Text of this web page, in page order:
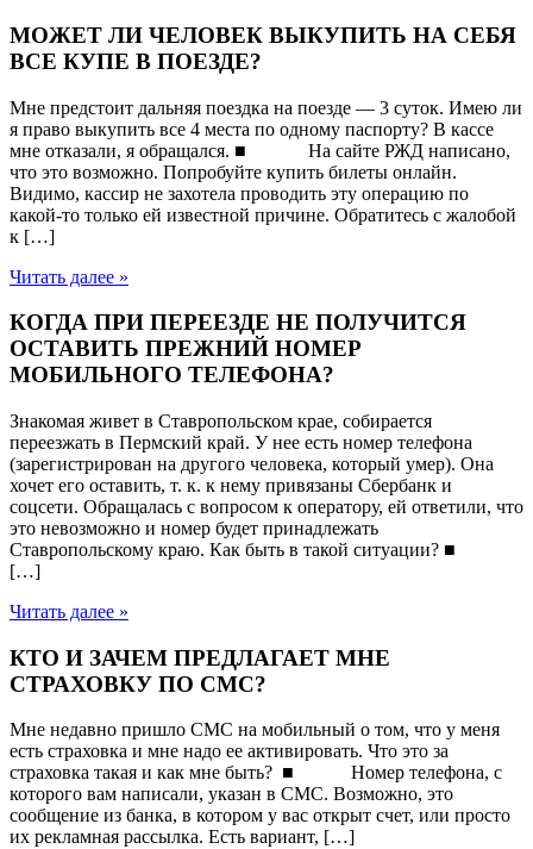
МОЖЕТ ЛИ ЧЕЛОВЕК ВЫКУПИТЬ НА СЕБЯ
ВСЕ КУПЕ В ПОЕЗДЕ?
Мне предстоит дальняя поездка на поезде — 3 суток. Имею ли
я право выкупить все 4 места по одному паспорту? В кассе
мне отказали, я обращался. ■ На сайте РЖД написано,
что это возможно. Попробуйте купить билеты онлайн.
Видимо, кассир не захотела проводить эту операцию по
какой-то только ей известной причине. Обратитесь с жалобой
к […]
Читать далее »
КОГДА ПРИ ПЕРЕЕЗДЕ НЕ ПОЛУЧИТСЯ
ОСТАВИТЬ ПРЕЖНИЙ НОМЕР
МОБИЛЬНОГО ТЕЛЕФОНА?
Знакомая живет в Ставропольском крае, собирается
переезжать в Пермский край. У нее есть номер телефона
(зарегистрирован на другого человека, который умер). Она
хочет его оставить, т. к. к нему привязаны Сбербанк и
соцсети. Обращалась с вопросом к оператору, ей ответили, что
это невозможно и номер будет принадлежать
Ставропольскому краю. Как быть в такой ситуации? ■
[…]
Читать далее »
КТО И ЗАЧЕМ ПРЕДЛАГАЕТ МНЕ
СТРАХОВКУ ПО СМС?
Мне недавно пришло СМС на мобильный о том, что у меня
есть страховка и мне надо ее активировать. Что это за
страховка такая и как мне быть? ■ Номер телефона, с
которого вам написали, указан в СМС. Возможно, это
сообщение из банка, в котором у вас открыт счет, или просто
их рекламная рассылка. Есть вариант, […]